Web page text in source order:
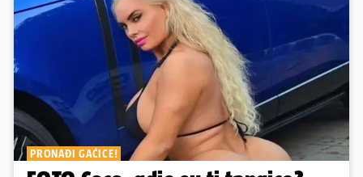
PRONAĐI GAĆICE!